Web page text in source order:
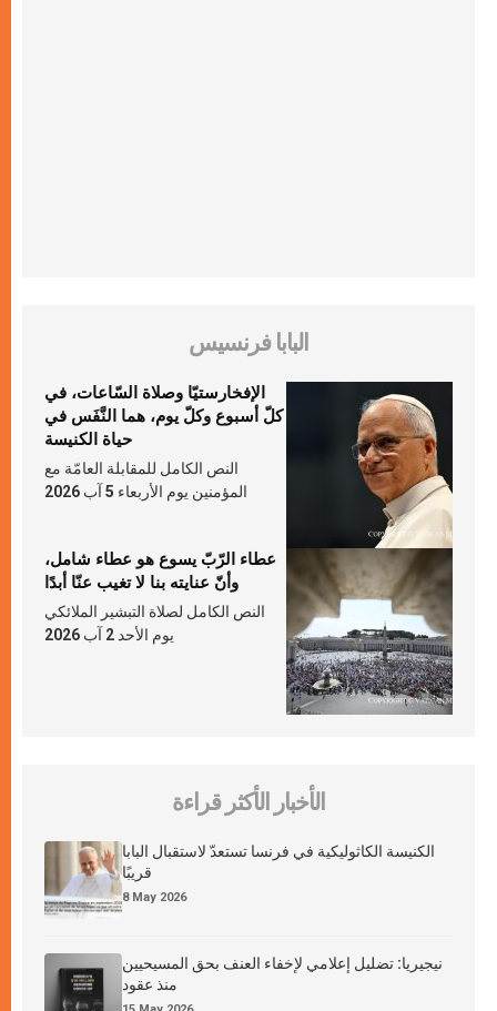
البابا فرنسيس
الإفخارستيّا وصلاة السّاعات، في
كلّ أسبوع وكلّ يوم، هما النَّفَس في
حياة الكنيسة
النص الكامل للمقابلة العامّة مع
المؤمنين يوم الأربعاء 5 آب 2026
عطاء الرّبّ يسوع هو عطاء شامل،
وأنّ عنايته بنا لا تغيب عنّا أبدًا
النص الكامل لصلاة التبشير الملائكي
يوم الأحد 2 آب 2026
الأخبار الأكثر قراءة
الكنيسة الكاثوليكية في فرنسا تستعدّ لاستقبال البابا
قريبًا
8 May 2026
نيجيريا: تضليل إعلامي لإخفاء العنف بحق المسيحيين
منذ عقود